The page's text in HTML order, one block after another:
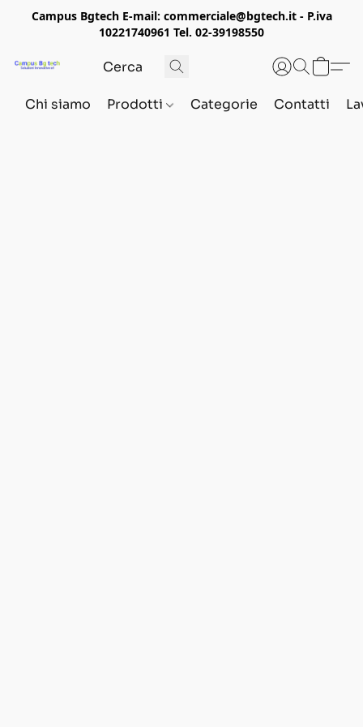
Campus Bgtech E-mail: commerciale@bgtech.it - P.iva
10221740961 Tel. 02-39198550
Chi siamo Prodotti Categorie Contatti